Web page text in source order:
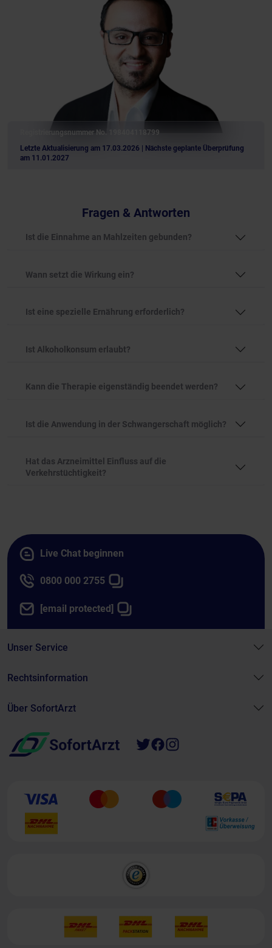
Letzte Aktualisierung am 17.03.2026
| Nächste geplante Überprüfung
am 11.01.2027
Registrierungsnummer No. 198404118799
Fragen & Antworten
Ist die Einnahme an Mahlzeiten gebunden?
Wann setzt die Wirkung ein?
Ist eine spezielle Ernährung erforderlich?
Ist Alkoholkonsum erlaubt?
Kann die Therapie eigenständig beendet werden?
Ist die Anwendung in der Schwangerschaft möglich?
Hat das Arzneimittel Einfluss auf die
Verkehrstüchtigkeit?
Live Chat beginnen
0800 000 2755
[email protected]
Unser Service
Rechtsinformation
Über SofortArzt